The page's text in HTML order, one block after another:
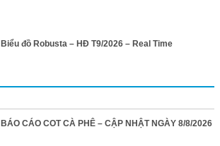
Biểu đồ Robusta – HĐ T9/2026 – Real Time
BÁO CÁO COT CÀ PHÊ – CẬP NHẬT NGÀY 8/8/2026